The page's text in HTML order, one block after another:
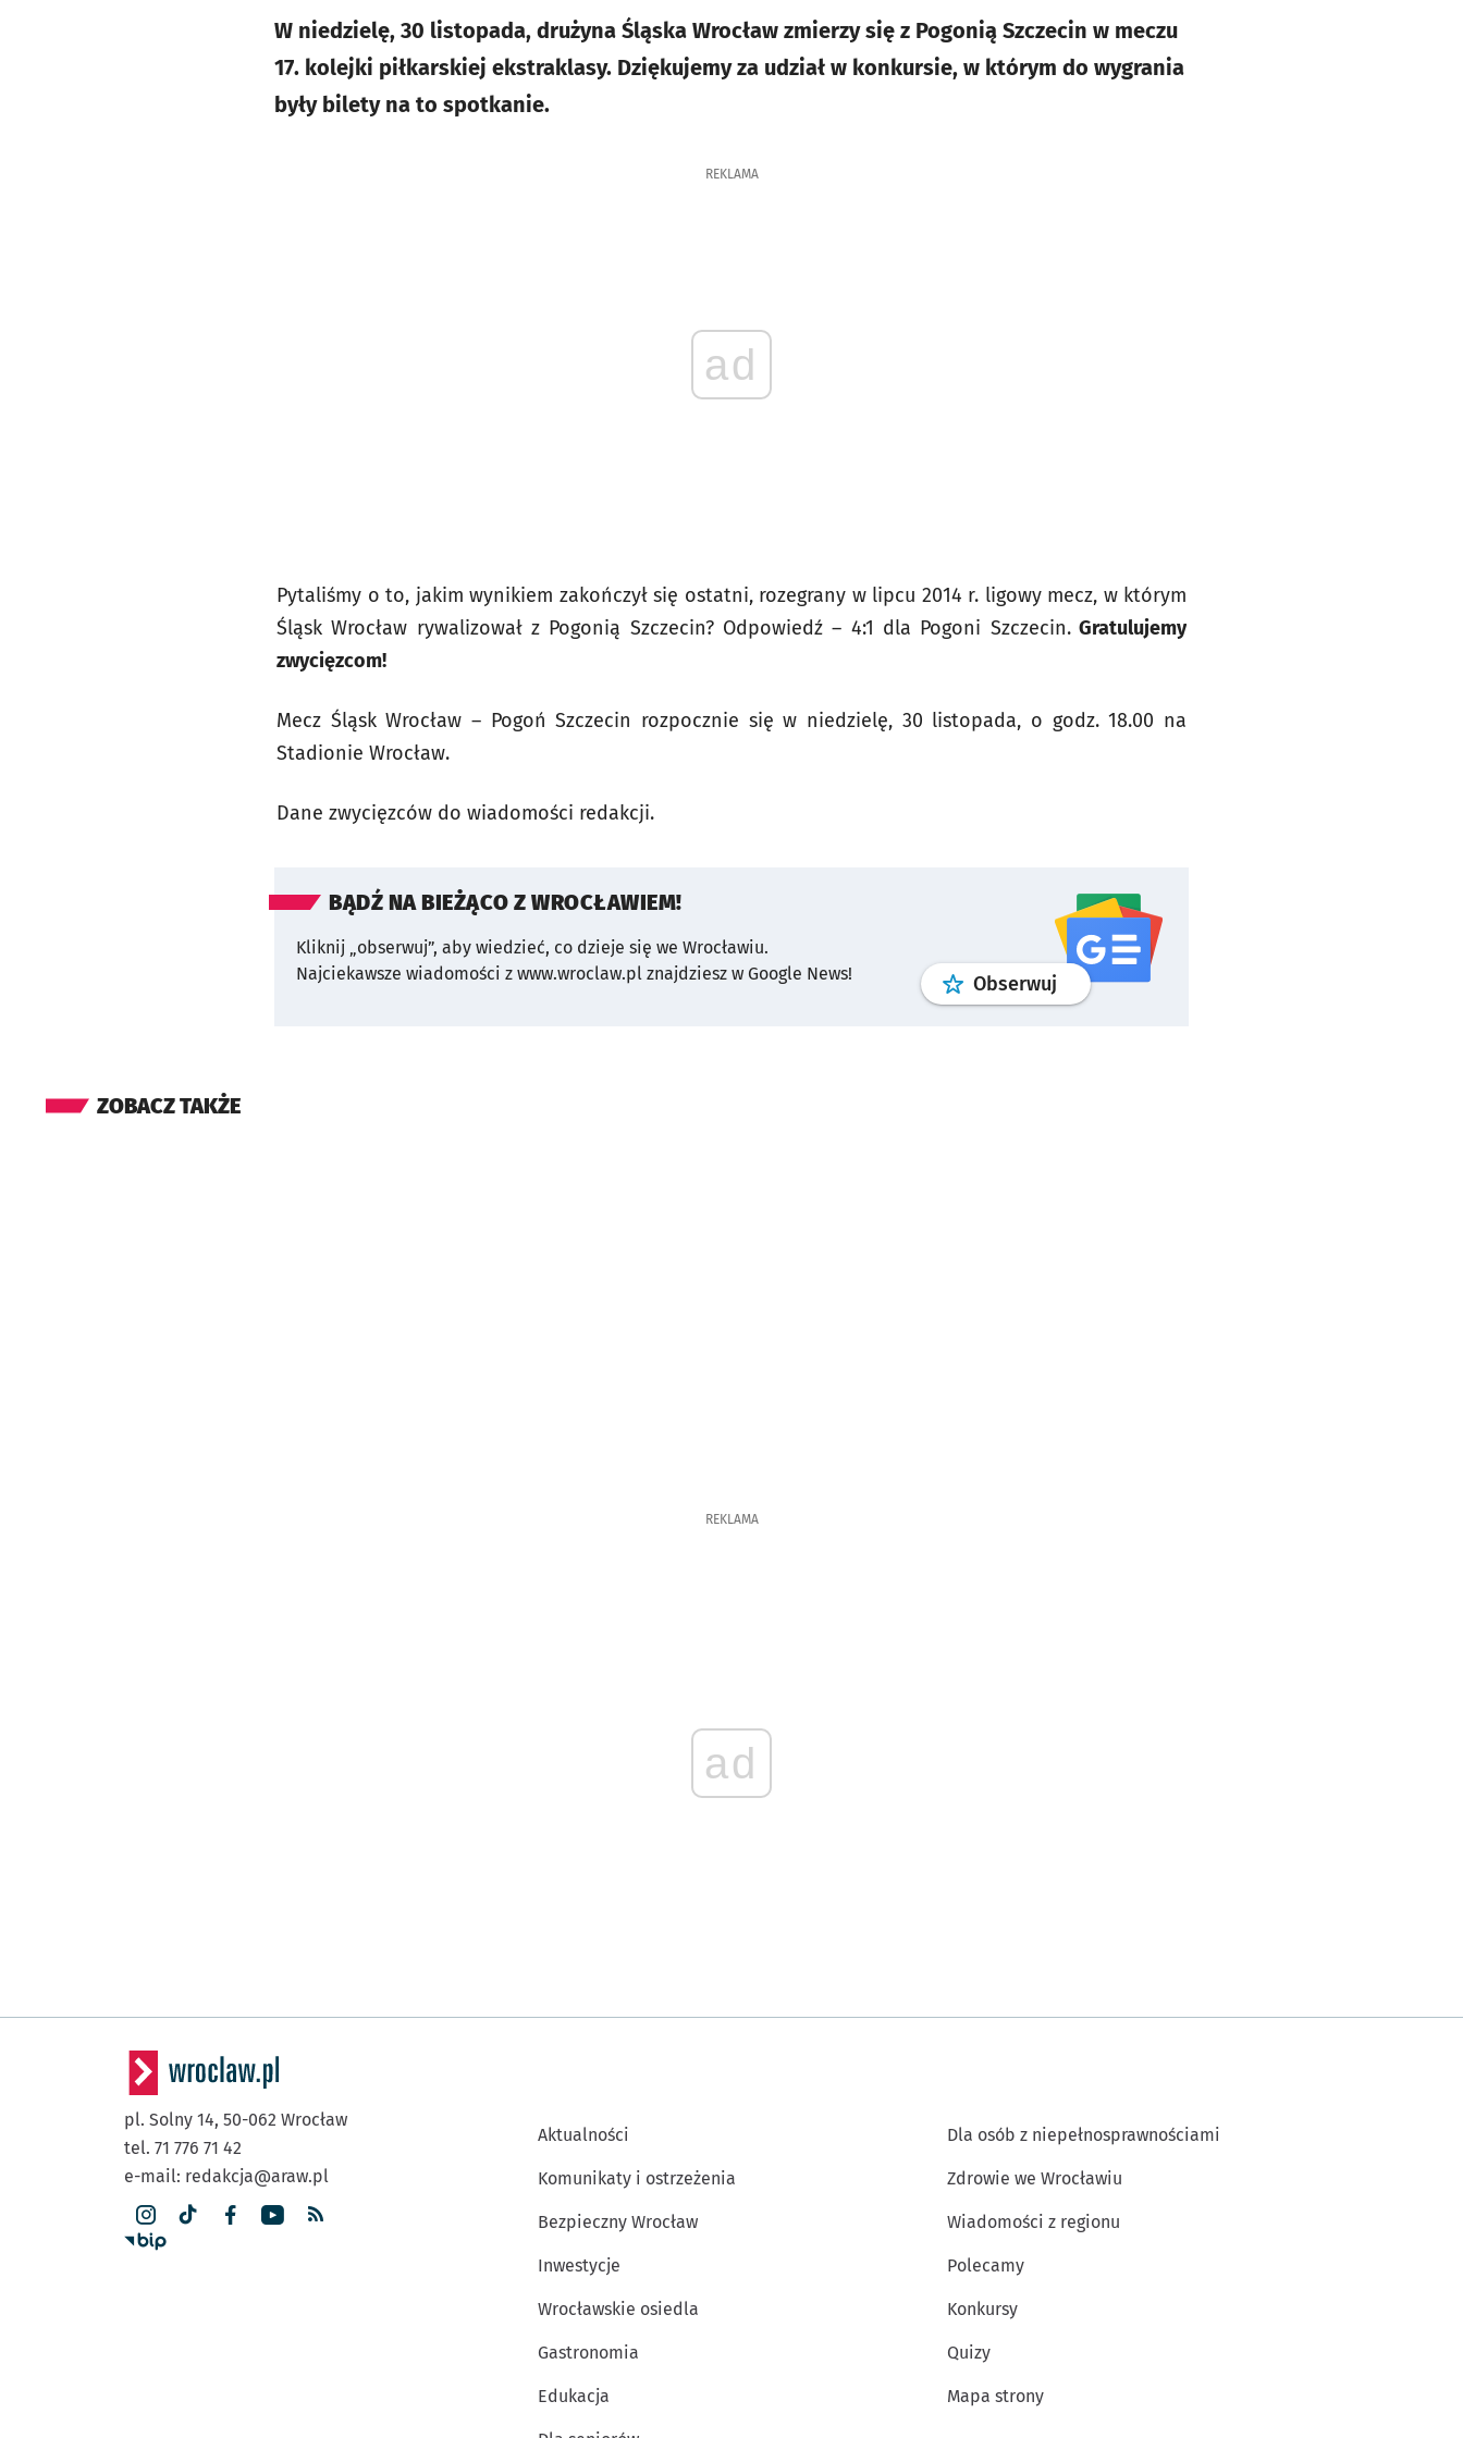
W niedzielę, 30 listopada, drużyna Śląska Wrocław zmierzy się z Pogonią Szczecin w meczu
17. kolejki piłkarskiej ekstraklasy. Dziękujemy za udział w konkursie, w którym do wygrania
były bilety na to spotkanie.
REKLAMA
ad
Pytaliśmy o to, jakim wynikiem zakończył się ostatni, rozegrany w lipcu 2014 r. ligowy mecz, w którym
Śląsk Wrocław rywalizował z Pogonią Szczecin? Odpowiedź – 4:1 dla Pogoni Szczecin.Gratulujemy
zwycięzcom!
Mecz Śląsk Wrocław – Pogoń Szczecin rozpocznie się w niedzielę, 30 listopada, o godz. 18.00 na
Stadionie Wrocław.
Dane zwycięzców do wiadomości redakcji.
BĄDŹ NA BIEŻĄCO Z WROCŁAWIEM!
Kliknij „obserwuj”, aby wiedzieć, co dzieje się we Wrocławiu.
Najciekawsze wiadomości z www.wroclaw.pl znajdziesz w Google News!
Obserwuj profilgoogle news
ZOBACZ TAKŻE
REKLAMA
ad
pl. Solny 14, 50-062 Wrocław
tel. 71 776 71 42
e-mail: redakcja@araw.pl
Aktualności
Komunikaty i ostrzeżenia
Bezpieczny Wrocław
Inwestycje
Wrocławskie osiedla
Gastronomia
Edukacja
Dla osób z niepełnosprawnościami
Zdrowie we Wrocławiu
Wiadomości z regionu
Polecamy
Konkursy
Quizy
Mapa strony